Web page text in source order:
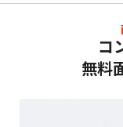
コ
無料